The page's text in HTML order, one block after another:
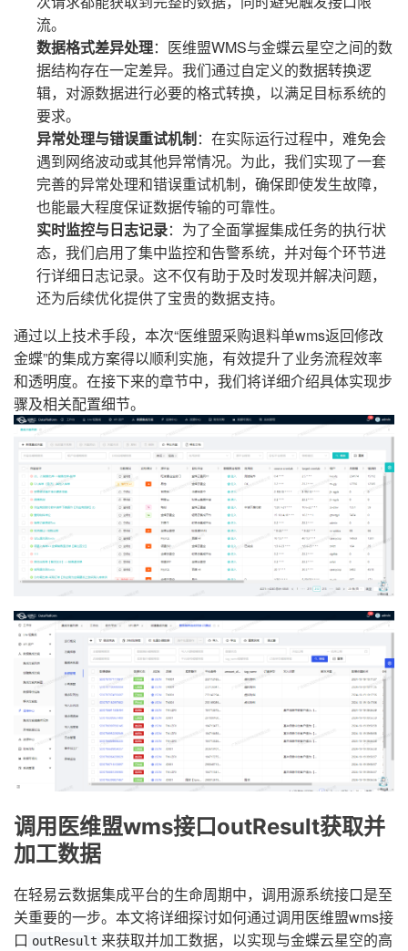
流。
数据格式差异处理：医维盟WMS与金蝶云星空之间的数
据结构存在一定差异。我们通过自定义的数据转换逻
辑，对源数据进行必要的格式转换，以满足目标系统的
要求。
异常处理与错误重试机制：在实际运行过程中，难免会
遇到网络波动或其他异常情况。为此，我们实现了一套
完善的异常处理和错误重试机制，确保即使发生故障，
也能最大程度保证数据传输的可靠性。
实时监控与日志记录：为了全面掌握集成任务的执行状
态，我们启用了集中监控和告警系统，并对每个环节进
行详细日志记录。这不仅有助于及时发现并解决问题，
还为后续优化提供了宝贵的数据支持。
通过以上技术手段，本次“医维盟采购退料单wms返回修改
金蝶”的集成方案得以顺利实施，有效提升了业务流程效率
和透明度。在接下来的章节中，我们将详细介绍具体实现步
骤及相关配置细节。
调用医维盟wms接口outResult获取并
加工数据
在轻易云数据集成平台的生命周期中，调用源系统接口是至
关重要的一步。本文将详细探讨如何通过调用医维盟wms接
口 outResult 来获取并加工数据，以实现与金蝶云星空的高